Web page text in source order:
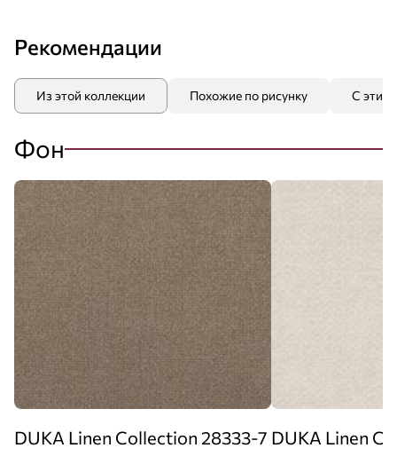
Рекомендации
Из этой коллекции Похожие по рисунку С этим
Фон
DUKA Linen Collection 28333-7 DUKA Linen